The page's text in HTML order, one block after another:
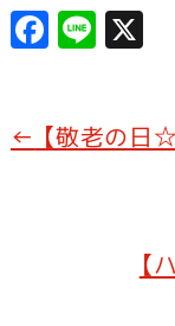
F
a
e
Li
n
X
← 【敬老の日
【